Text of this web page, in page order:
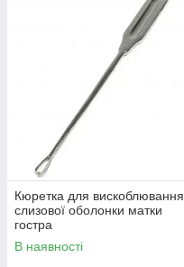
Кюретка для вискоблювання
слизової оболонки матки
гостра
В наявності